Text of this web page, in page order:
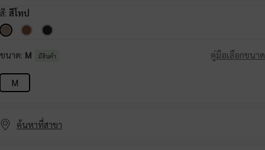
สี: สีโทป
ขนาด: M มีสินค้า คู่มือเลือกขนาด
M
ค้นหาที่สาขา